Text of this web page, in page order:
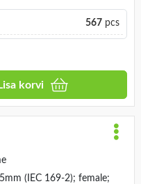
567pcs
Lisa korvi
(IEC 169-2); female;